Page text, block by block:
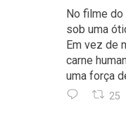
25
El Cornetín RT
El
Adaptar